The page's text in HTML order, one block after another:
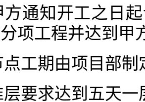
方通知开工之日
项工程并达到甲
点工期由项目部
层要求达到五天一